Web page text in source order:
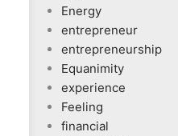
Energy
entrepreneur
entrepreneurship
Equanimity
experience
Feeling
financial